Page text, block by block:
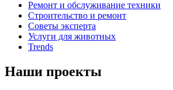
Ремонт и обслуживание техники
Строительство и ремонт
Советы эксперта
Услуги для животных
Trends
Наши проекты